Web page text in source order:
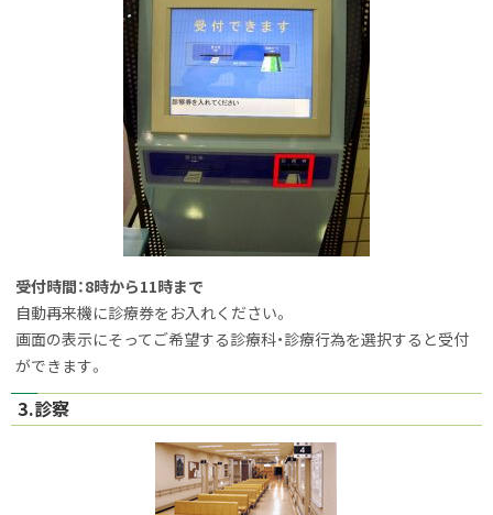
受付時間：8時から11時まで
自動再来機に診療券をお入れください。
画面の表示にそってご希望する診療科・診療行為を選択すると受付
ができます。
3.診察